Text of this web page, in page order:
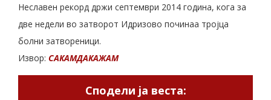
Неславен рекорд држи септември 2014 година, кога за
две недели во затворот Идризово починаа тројца
болни затвореници.
Извор: САКАМДАКАЖАМ
Сподели ја веста: